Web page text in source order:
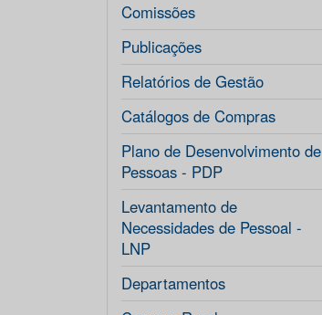
Comissões
Publicações
Relatórios de Gestão
Catálogos de Compras
Plano de Desenvolvimento de
Pessoas - PDP
Levantamento de
Necessidades de Pessoal -
LNP
Departamentos